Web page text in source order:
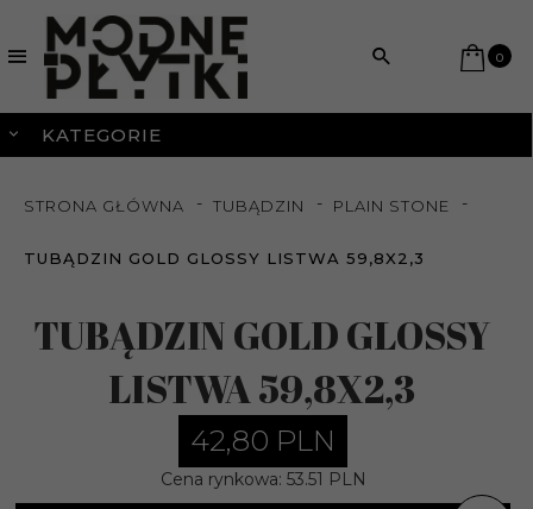
0
KATEGORIE
STRONA GŁÓWNA TUBĄDZIN PLAIN STONE
TUBĄDZIN GOLD GLOSSY LISTWA 59,8X2,3
TUBĄDZIN GOLD GLOSSY
LISTWA 59,8X2,3
42,80 PLN
Cena rynkowa: 53.51 PLN